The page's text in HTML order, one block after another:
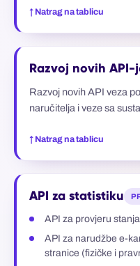
↑ Natrag na tablicu
Razvoj novih API-
Razvoj novih API veza
naručitelja i veze sa
↑ Natrag na tablicu
API za statistiku
API za provjeru
API za narudžbe e-
stranice (fizičke i